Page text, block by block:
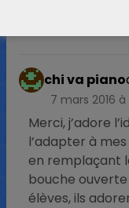
chi va piano
7 mars 2016
Merci, j’adore
l’adapter à
en remplaçant
bouche
élèves, ils